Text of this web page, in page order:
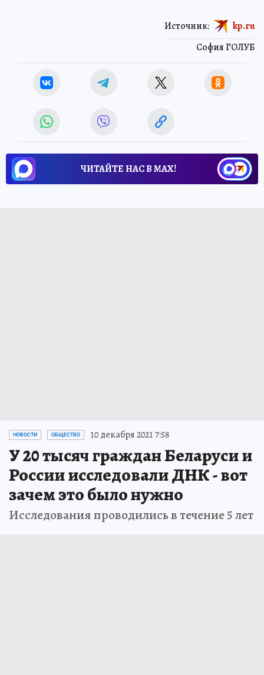
София ГОЛУБ
Источник: kp.ru
ЧИТАЙТЕ НАС В МАХ!
НОВОСТИ ОБЩЕСТВО 10 декабря 2021 7:58
У 20 тысяч граждан Беларуси и
России исследовали ДНК - вот
зачем это было нужно
Исследования проводились в течение 5 лет